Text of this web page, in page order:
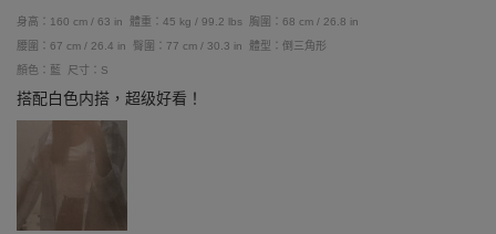
身高：160 cm / 63 in 體重：45 kg / 99.2 lbs
胸圍：68 cm / 26.8 in
腰圍：67 cm / 26.4 in
臀圍：77 cm / 30.3 in
體型：倒三角形
顏色：藍
尺寸：S
搭配白色内搭，超级好看！